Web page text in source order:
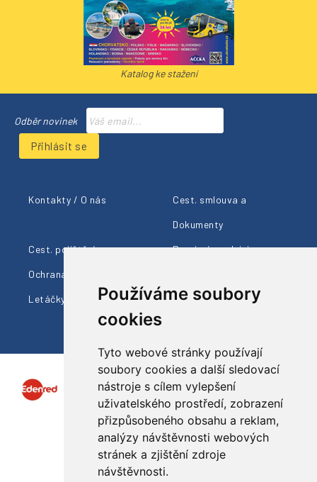
Používáme soubory
cookies
Tyto webové stránky používají
soubory cookies a další sledovací
nástroje s cílem vylepšení
uživatelského prostředí, zobrazení
přizpůsobeného obsahu a reklam,
analýzy návštěvnosti webových
stránek a zjištění zdroje
návštěvnosti.
Katalog ke stažení
Odběr novinek
Přihlásit se
Kontakty / O nás Cest. smlouva a
Dokumenty
Cest. pojištění Provizní prodejci
Ochrana údajů
Letáčky ke stažení
Sledujte nás